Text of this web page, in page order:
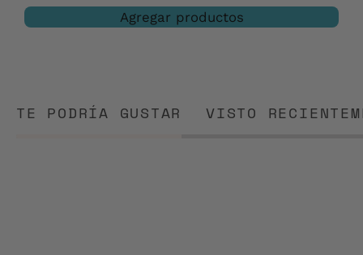
Agregar productos
TE PODRÍA GUSTAR VISTO